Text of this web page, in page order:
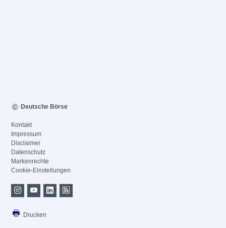
Deutsche Börse
Kontakt
Impressum
Disclaimer
Datenschutz
Markenrechte
Cookie-Einstellungen
Drucken